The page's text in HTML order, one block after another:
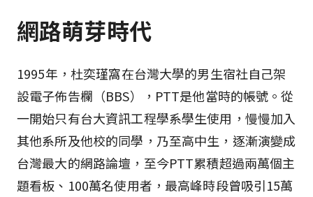
網路萌芽時代
1995年，杜奕瑾窩在台灣大學的男生宿社自己架
設電子佈告欄（BBS），PTT是他當時的帳號。從
一開始只有台大資訊工程學系學生使用，慢慢加入
其他系所及他校的同學，乃至高中生，逐漸演變成
台灣最大的網路論壇，至今PTT累積超過兩萬個主
題看板、100萬名使用者，最高峰時段曾吸引15萬